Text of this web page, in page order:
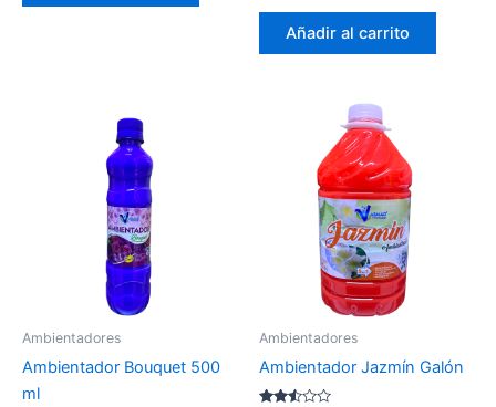
2.00
Añadir al carrito
Ambientadores
Ambientador Bouquet 500
ml
Ambientadores
Ambientador Jazmín Galón